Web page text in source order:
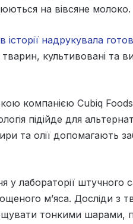
на вівсяне молоко.
історії надрукувала
культивовані та
компанією Cubiq
підійде для
та олії допомагають
у лабораторії штучного
м’яса. Досліди з
тонкими шарами,